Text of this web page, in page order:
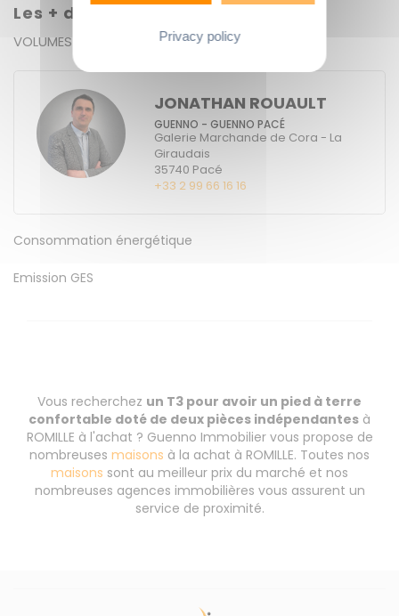
Les + du bien
VOLUMES POTENTIEL CACHET DE L ANCIEN
JONATHAN ROUAULT
GUENNO - GUENNO PACÉ
Galerie Marchande de Cora - La
Giraudais
35740 Pacé
+33 2 99 66 16 16
Consommation énergétique
Emission GES
Vous recherchez un T3 pour avoir un pied à terre
confortable doté de deux pièces indépendantes à
ROMILLE à l'achat ? Guenno Immobilier vous propose de
nombreuses maisons à la achat à ROMILLE. Toutes nos
maisons sont au meilleur prix du marché et nos
nombreuses agences immobilières vous assurent un
service de proximité.
Privacy policy